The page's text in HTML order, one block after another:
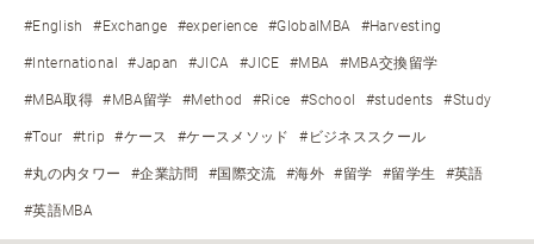
#English #Exchange #experience #GlobalMBA #Harvesting
#International #Japan #JICA #JICE #MBA #MBA交換留学
#MBA取得 #MBA留学 #Method #Rice #School #students #Study
#Tour #trip #ケース #ケースメソッド #ビジネススクール
#丸の内タワー #企業訪問 #国際交流 #海外 #留学 #留学生 #英語
#英語MBA